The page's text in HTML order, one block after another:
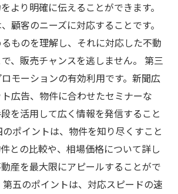
より明確に伝えることができます。
顧客のニーズに対応することです。
ものを理解し、それに対応した不動
、販売チャンスを逃しません。 第三
モーションの有効利用です。新聞広
広告、物件に合わせたセミナーな
を活用して広く情報を発信すること
ポイントは、物件を知り尽くすこと
との比較や、相場価格について詳し
産を最大限にアピールすることがで
五のポイントは、対応スピードの速